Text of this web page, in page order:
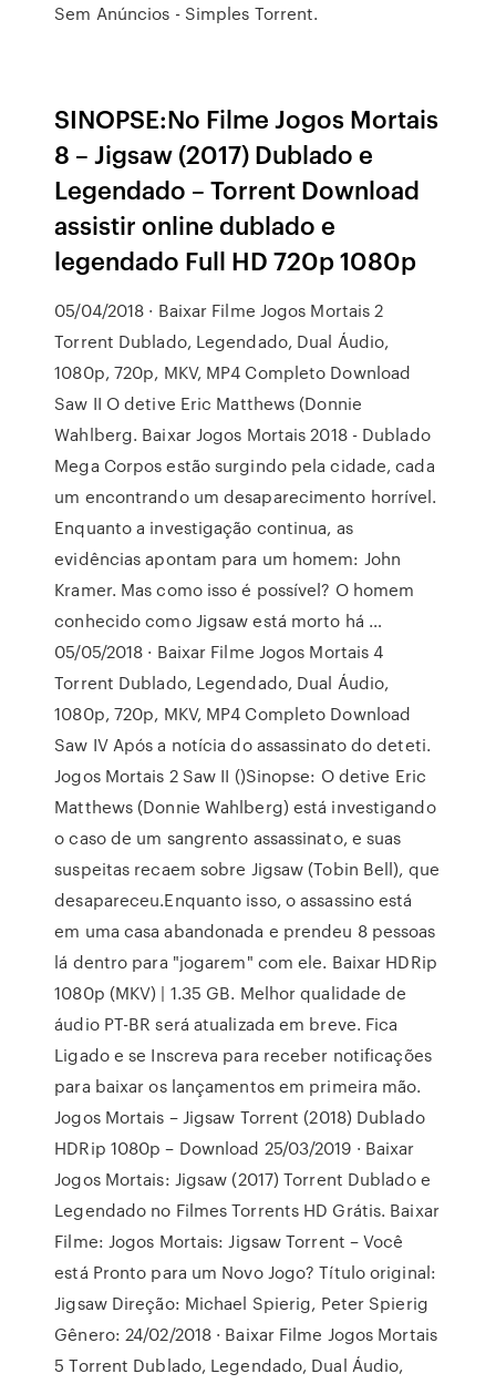
Sem Anúncios - Simples Torrent.
SINOPSE:No Filme Jogos Mortais
8 – Jigsaw (2017) Dublado e
Legendado – Torrent Download
assistir online dublado e
legendado Full HD 720p 1080p
05/04/2018 · Baixar Filme Jogos Mortais 2
Torrent Dublado, Legendado, Dual Áudio,
1080p, 720p, MKV, MP4 Completo Download
Saw II O detive Eric Matthews (Donnie
Wahlberg. Baixar Jogos Mortais 2018 - Dublado
Mega Corpos estão surgindo pela cidade, cada
um encontrando um desaparecimento horrível.
Enquanto a investigação continua, as
evidências apontam para um homem: John
Kramer. Mas como isso é possível? O homem
conhecido como Jigsaw está morto há …
05/05/2018 · Baixar Filme Jogos Mortais 4
Torrent Dublado, Legendado, Dual Áudio,
1080p, 720p, MKV, MP4 Completo Download
Saw IV Após a notícia do assassinato do deteti.
Jogos Mortais 2 Saw II ()Sinopse: O detive Eric
Matthews (Donnie Wahlberg) está investigando
o caso de um sangrento assassinato, e suas
suspeitas recaem sobre Jigsaw (Tobin Bell), que
desapareceu.Enquanto isso, o assassino está
em uma casa abandonada e prendeu 8 pessoas
lá dentro para "jogarem" com ele. Baixar HDRip
1080p (MKV) | 1.35 GB. Melhor qualidade de
áudio PT-BR será atualizada em breve. Fica
Ligado e se Inscreva para receber notificações
para baixar os lançamentos em primeira mão.
Jogos Mortais – Jigsaw Torrent (2018) Dublado
HDRip 1080p – Download 25/03/2019 · Baixar
Jogos Mortais: Jigsaw (2017) Torrent Dublado e
Legendado no Filmes Torrents HD Grátis. Baixar
Filme: Jogos Mortais: Jigsaw Torrent – Você
está Pronto para um Novo Jogo? Título original:
Jigsaw Direção: Michael Spierig, Peter Spierig
Gênero: 24/02/2018 · Baixar Filme Jogos Mortais
5 Torrent Dublado, Legendado, Dual Áudio,